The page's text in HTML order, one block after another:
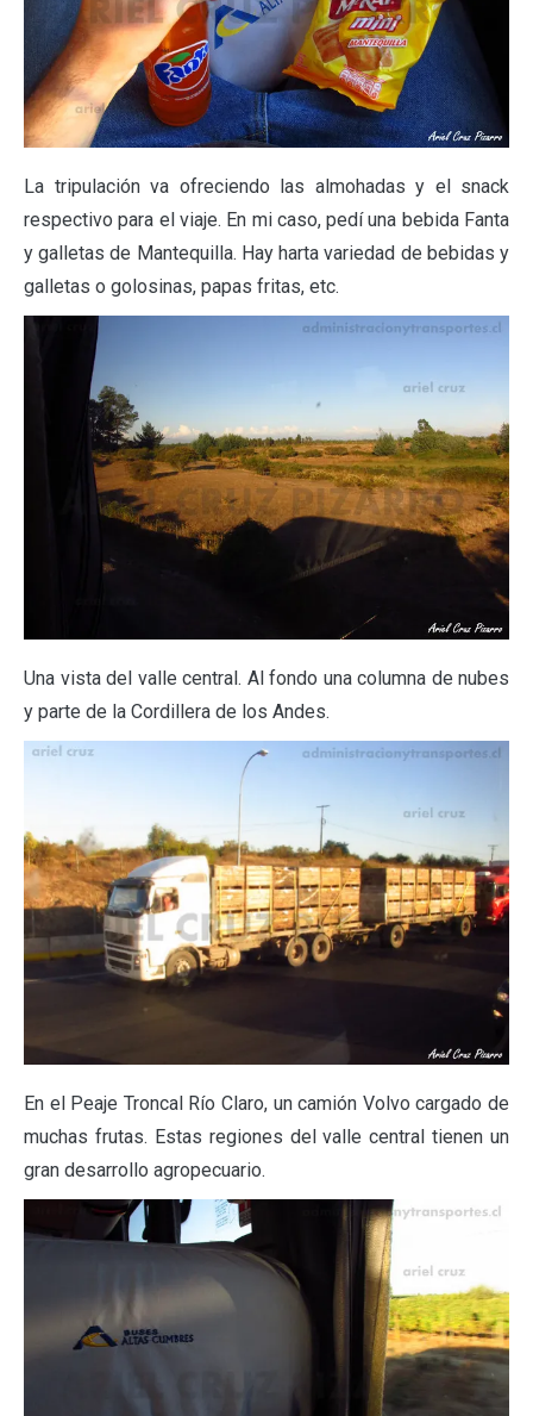
La tripulación va ofreciendo las almohadas y el snack
respectivo para el viaje. En mi caso, pedí una bebida Fanta
y galletas de Mantequilla. Hay harta variedad de bebidas y
galletas o golosinas, papas fritas, etc.
Una vista del valle central. Al fondo una columna de nubes
y parte de la Cordillera de los Andes.
En el Peaje Troncal Río Claro, un camión Volvo cargado de
muchas frutas. Estas regiones del valle central tienen un
gran desarrollo agropecuario.